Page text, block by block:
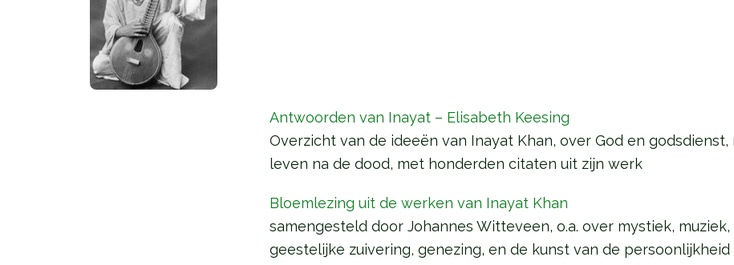
Antwoorden van Inayat – Elisabeth Keesing
Overzicht van de ideeën van Inayat Khan, over God en
leven na de dood, met honderden citaten uit zijn werk
Bloemlezing uit de werken van Inayat Khan
samengesteld door Johannes Witteveen, o.a. over mystiek,
geestelijke zuivering, genezing, en de kunst van de persoonlijkheid